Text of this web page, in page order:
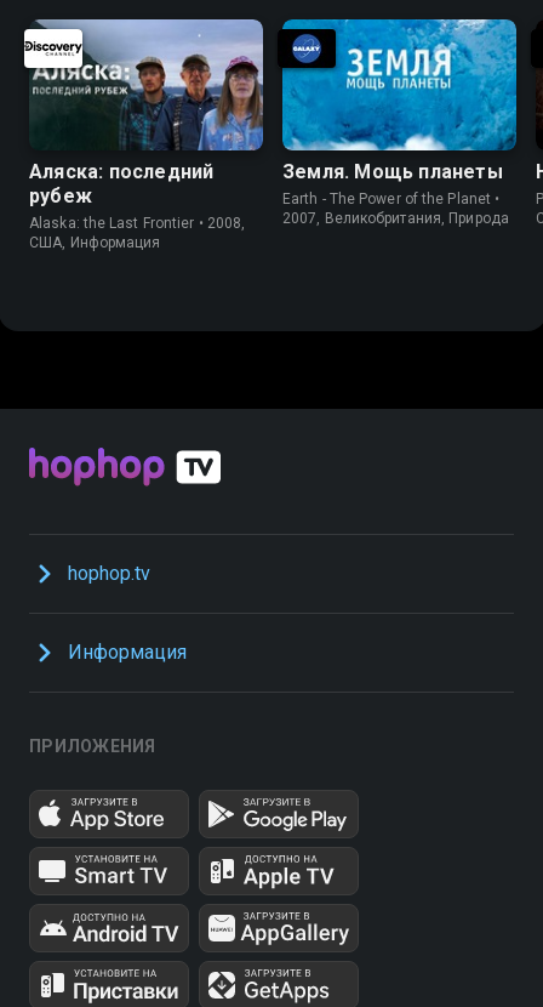
Аляска: последний
рубеж
Alaska: the Last Frontier • 2008,
США, Информация
Земля. Мощь планеты
Earth - The Power of the Planet •
2007, Великобритания, Природа
hophop.tv
Информация
ПРИЛОЖЕНИЯ